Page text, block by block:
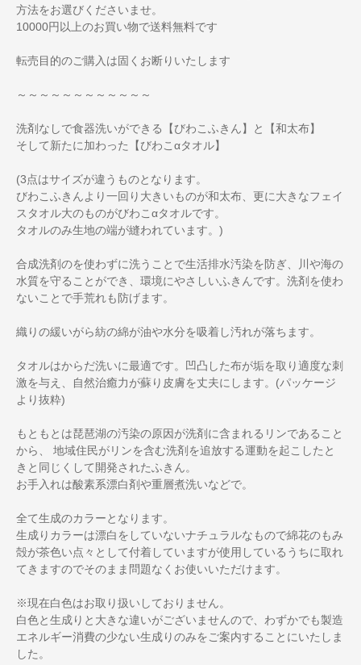
方法をお選びくださいませ。
10000円以上のお買い物で送料無料です
転売目的のご購入は固くお断りいたします
～～～～～～～～～～～～
洗剤なしで食器洗いができる【びわこふきん】と【和太布】
そして新たに加わった【びわこαタオル】
(3点はサイズが違うものとなります。
びわこふきんより一回り大きいものが和太布、更に大きなフェイ
スタオル大のものがびわこαタオルです。
タオルのみ生地の端が縫われています。)
合成洗剤のを使わずに洗うことで生活排水汚染を防ぎ、川や海の
水質を守ることができ、環境にやさしいふきんです。洗剤を使わ
ないことで手荒れも防げます。
織りの緩いがら紡の綿が油や水分を吸着し汚れが落ちます。
タオルはからだ洗いに最適です。凹凸した布が垢を取り適度な刺
激を与え、自然治癒力が蘇り皮膚を丈夫にします。(パッケージ
より抜粋)
もともとは琵琶湖の汚染の原因が洗剤に含まれるリンであること
から、 地域住民がリンを含む洗剤を追放する運動を起こしたと
きと同じくして開発されたふきん。
お手入れは酸素系漂白剤や重層煮洗いなどで。
全て生成のカラーとなります。
生成りカラーは漂白をしていないナチュラルなもので綿花のもみ
殻が茶色い点々として付着していますが使用しているうちに取れ
てきますのでそのまま問題なくお使いいただけます。
※現在白色はお取り扱いしておりません。
白色と生成りと大きな違いがございませんので、わずかでも製造
エネルギー消費の少ない生成りのみをご案内することにいたしま
した。